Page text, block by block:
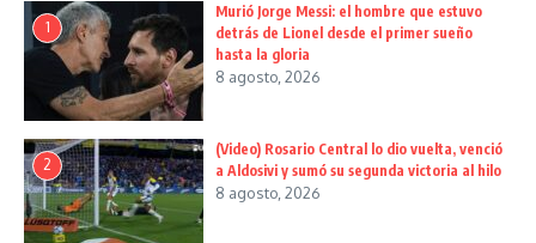
1
Murió Jorge Messi: el hombre que estuvo
detrás de Lionel desde el primer sueño
hasta la gloria
8 agosto, 2026
2
(Video) Rosario Central lo dio vuelta, venció
a Aldosivi y sumó su segunda victoria al hilo
8 agosto, 2026